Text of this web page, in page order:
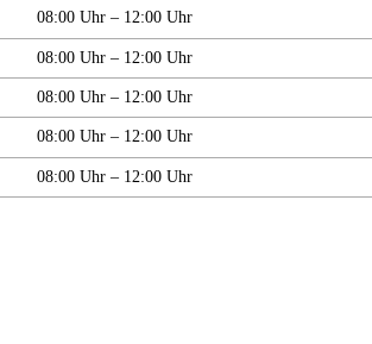
08:00 Uhr – 12:00 Uhr
08:00 Uhr – 12:00 Uhr
08:00 Uhr – 12:00 Uhr
08:00 Uhr – 12:00 Uhr
08:00 Uhr – 12:00 Uhr